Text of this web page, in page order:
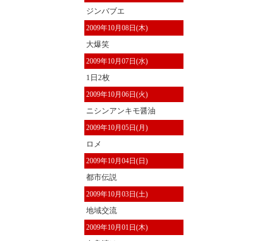
ジンバブエ
2009年10月08日(木)
大爆笑
2009年10月07日(水)
1日2枚
2009年10月06日(火)
ニシンアンキモ醤油
2009年10月05日(月)
ロメ
2009年10月04日(日)
都市伝説
2009年10月03日(土)
地域交流
2009年10月01日(木)